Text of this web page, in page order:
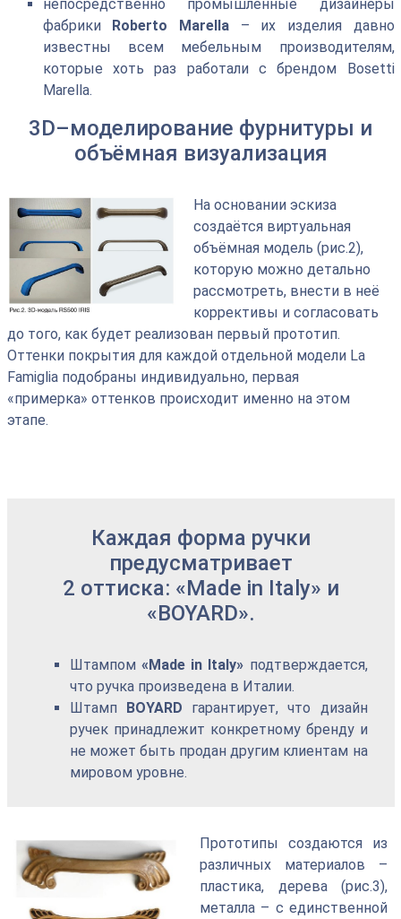
непосредственно промышленные дизайнеры
фабрики Roberto Marella– их изделия давно
известны всем мебельным производителям,
которые хоть раз работали с брендом Bosetti
Marella.
3D–моделирование фурнитуры и
объёмная визуализация
На основании эскиза
создаётся виртуальная
объёмная модель (рис.2),
которую можно детально
рассмотреть, внести в неё
коррективы и согласовать
до того, как будет реализован первый прототип.
Оттенки покрытия для каждой отдельной модели La
Famiglia подобраны индивидуально, первая
«примерка» оттенков происходит именно на этом
этапе.
Каждая форма ручки
предусматривает
2 оттиска: «Made in Italy» и
«BOYARD».
Штампом «Made in Italy» подтверждается,
что ручка произведена в Италии.
Штамп BOYARD гарантирует, что дизайн
ручек принадлежит конкретному бренду и
не может быть продан другим клиентам на
мировом уровне.
Прототипы создаются из
различных материалов –
пластика, дерева (рис.3),
металла – с единственной